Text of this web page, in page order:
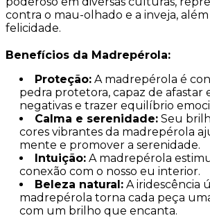
contra o mau-olhado e a inveja,
felicidade.
Benefícios da Madrepérola:
Proteção: A madrepérola é
pedra protetora, capaz de afastar
negativas e trazer equilíbrio
Calma e serenidade: Seu
cores vibrantes da madrepérola
mente e promover a serenidade.
Intuição: A madrepérola
conexão com o nosso eu interior.
Beleza natural: A iridescência
madrepérola torna cada peça
com um brilho que encanta.